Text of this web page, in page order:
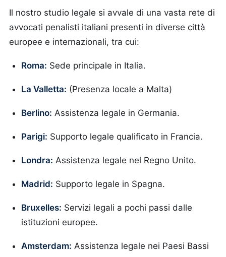
Il nostro studio legale si avvale di una vasta rete di
avvocati penalisti italiani presenti in diverse città
europee e internazionali, tra cui:
Roma: Sede principale in Italia.
La Valletta: (Presenza locale a Malta)
Berlino: Assistenza legale in Germania.
Parigi: Supporto legale qualificato in Francia.
Londra: Assistenza legale nel Regno Unito.
Madrid: Supporto legale in Spagna.
Bruxelles: Servizi legali a pochi passi dalle
istituzioni europee.
Amsterdam: Assistenza legale nei Paesi Bassi